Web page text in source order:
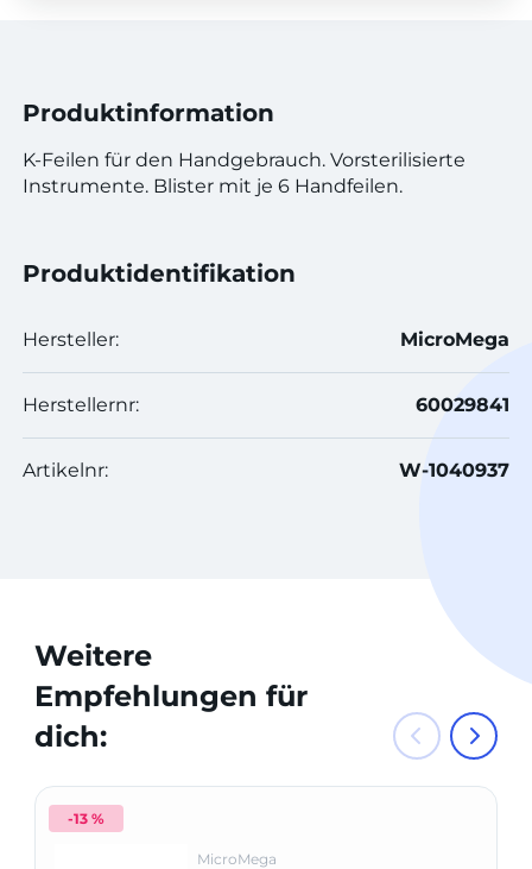
Produktinformation
K-Feilen für den Handgebrauch. Vorsterilisierte
Instrumente. Blister mit je 6 Handfeilen.
Produktidentifikation
Hersteller: MicroMega
Herstellernr: 60029841
Artikelnr: W-1040937
Weitere
Empfehlungen für
dich:
-13 %
MicroMega